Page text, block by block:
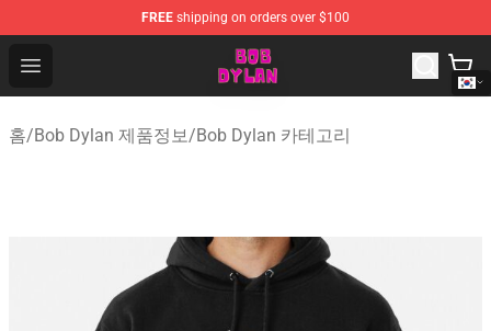
FREE shipping on orders over $100
Open menu
Bob Dylan Store - Official Bob Dylan Merchandise Shop
홈/Bob Dylan 제품정보/Bob Dylan 카테고리